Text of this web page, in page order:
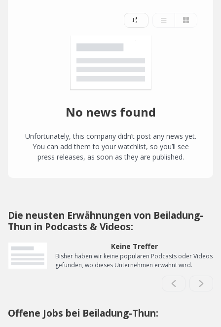
No news found
Unfortunately, this company didn’t post any news yet.
You can add them to your watchlist, so you’ll see
press releases, as soon as they are published.
Die neusten Erwähnungen von Beiladung-
Thun in Podcasts & Videos:
Keine Treffer
Bisher haben wir keine populären Podcasts oder Videos
gefunden, wo dieses Unternehmen erwähnt wird.
Offene Jobs bei Beiladung-Thun: